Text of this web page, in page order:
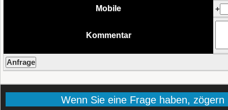
Mobile
+
Kommentar
Wenn Sie eine Frage haben,